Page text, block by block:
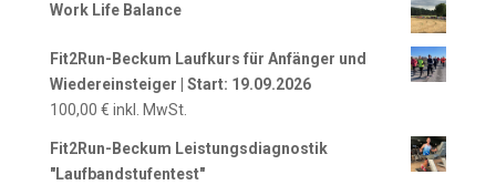
Work Life Balance
Fit2Run-Beckum Laufkurs für Anfänger und
Wiedereinsteiger | Start: 19.09.2026
100,00 € inkl. MwSt.
Fit2Run-Beckum Leistungsdiagnostik
"Laufbandstufentest"